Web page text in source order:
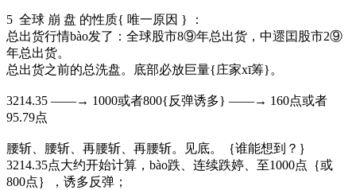
5 全球 崩 盘 的性质{ 唯一原因 } ：
总出货行情bào发了：全球股市8⑨年总出货，中遝囯股市2⑨
年总出货。
总出货之前的总洗盘。底部必放巨量{庄家xī筹}。
3214.35 ——→ 1000或者800{反弹诱多} ——→ 160点或者
95.79点
腰斩、腰斩、再腰斩、再腰斩。见底。｛谁能想到？｝
3214.35点大约开始计算，bào跌、连续跌婷、至1000点｛或
800点｝，诱多反弹；